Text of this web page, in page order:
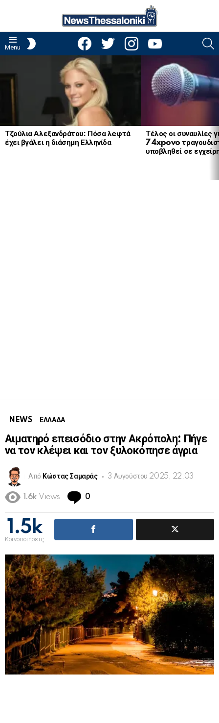
Menu
facebooktwitter instagramyoutube
Τζούλια Αλεξανδράτου: Πόσα λeφτά
έχει βγάλει η διάσημη Ελληνίδα
Τέλος οι συναυλίες
74xpovo
υποβληθεί σε
NEWS ΕΛΛΑΔΑ
Αιματηρό επεισόδιο στην Ακρόπολη: Πήγε
να τον κλέψει και τον ξυλοκόπησε άγρια
Από Κώστας Σαμαράς 3 Αυγούστου 2025, 22:03
1.6k Views 0
1.5k
Κοινοποιήσεις